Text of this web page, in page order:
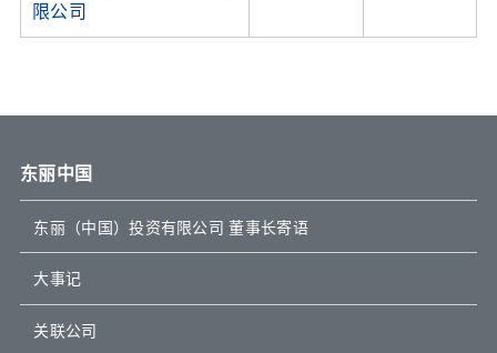
限公司
东丽中国
东丽（中国）投资有限公司 董事长寄语
大事记
关联公司